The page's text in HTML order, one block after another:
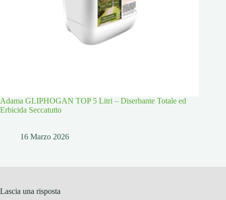
Adama GLIPHOGAN TOP 5 Litri – Diserbante Totale ed
Erbicida Seccatutto
16 Marzo 2026
Lascia una risposta